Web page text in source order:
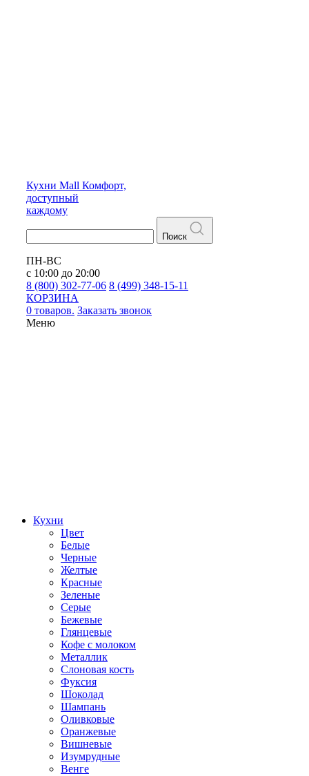
Кухни Mall Комфорт,
доступный
каждому
Поиск
ПН-ВС
с 10:00 до 20:00
8 (800) 302-77-06 8 (499) 348-15-11
КОРЗИНА
0 товаров. Заказать звонок
Меню
Кухни
Цвет
Белые
Черные
Желтые
Красные
Зеленые
Серые
Бежевые
Глянцевые
Кофе с молоком
Металлик
Слоновая кость
Фуксия
Шоколад
Шампань
Оливковые
Оранжевые
Вишневые
Изумрудные
Венге